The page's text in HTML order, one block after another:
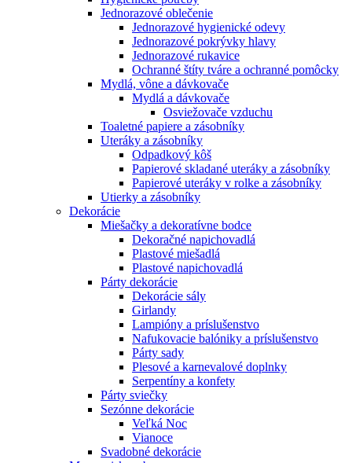
Jednorazové oblečenie
Jednorazové hygienické odevy
Jednorazové pokrývky hlavy
Jednorazové rukavice
Ochranné štíty tváre a ochranné pomôcky
Mydlá, vône a dávkovače
Mydlá a dávkovače
Osviežovače vzduchu
Toaletné papiere a zásobníky
Uteráky a zásobníky
Odpadkový kôš
Papierové skladané uteráky a zásobníky
Papierové uteráky v rolke a zásobníky
Utierky a zásobníky
Dekorácie
Miešačky a dekoratívne bodce
Dekoračné napichovadlá
Plastové miešadlá
Plastové napichovadlá
Párty dekorácie
Dekorácie sály
Girlandy
Lampióny a príslušenstvo
Nafukovacie balóniky a príslušenstvo
Párty sady
Plesové a karnevalové doplnky
Serpentíny a konfety
Párty sviečky
Sezónne dekorácie
Veľká Noc
Vianoce
Svadobné dekorácie